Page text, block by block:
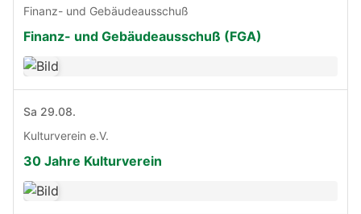
Finanz- und Gebäudeausschuß
Finanz- und Gebäudeausschuß (FGA)
Sa 29.08.
Kulturverein e.V.
30 Jahre Kulturverein